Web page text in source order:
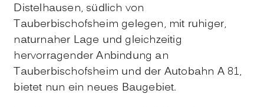
Distelhausen, südlich von
Tauberbischofsheim gelegen, mit ruhiger,
naturnaher Lage und gleichzeitig
hervorragender Anbindung an
Tauberbischofsheim und der Autobahn A 81,
bietet nun ein neues Baugebiet.